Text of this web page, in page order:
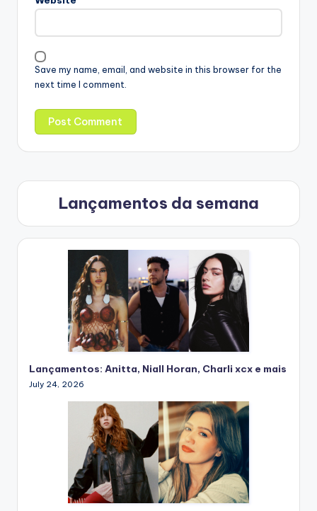
Save my name, email, and website in this browser for the
next time I comment.
Lançamentos da semana
Lançamentos: Anitta, Niall Horan, Charli xcx e mais
July 24, 2026